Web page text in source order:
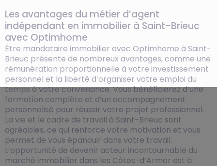
Les avantages du métier d’agent
indépendant en immobilier à Saint-Brieuc
avec Optimhome
Être mandataire immobilier avec Optimhome à Saint-
Brieuc présente de nombreux avantages, comme une
rémunération proportionnelle à votre investissement
personnel et la liberté d’organiser votre emploi du
temps à votre convenance. Vous bénéficierez d’une
formation complète et d’un accompagnement
personnalisé pour réussir votre projet professionnel.
La vie et le cadre de travail à Saint-Brieuc sont
agréables, ce qui renforce votre motivation et vous
permet de vous épanouir dans votre travail.
L’opportunité de devenir acteur incontournable du
marché immobilier dans les Côtes-d’Armor est à